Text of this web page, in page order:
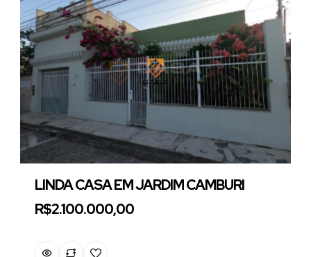
LINDA CASA EM JARDIM CAMBURI
R$2.100.000,00